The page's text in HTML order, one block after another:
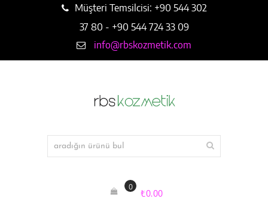
Müşteri Temsilcisi: +90 544 302
37 80 - +90 544 724 33 09
info@rbskozmetik.com
0
₺0.00